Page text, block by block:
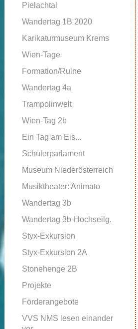
Pielachtal
Wandertag 1B 2020
Karikaturmuseum Krems
Wien-Tage
Formation/Ruine
Wandertag 4a
Trampolinwelt
Wien-Tag 2b
Ein Tag am Eis...
Schülerparlament
Museum Niederösterreich
Musiktheater: Animato
Wandertag 3b
Wandertag 3b-Hochseilg.
Styx-Exkursion
Styx-Exkursion 2A
Stonehenge 2B
Projekte
Förderangebote
VVS NMS lesen einander